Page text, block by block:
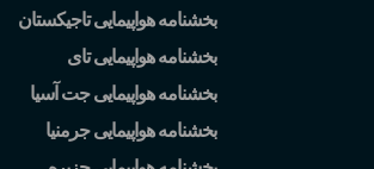
بخشنامه هواپیمایی تاجیکستان
بخشنامه هواپیمایی تای
بخشنامه هواپیمایی جت آسیا
بخشنامه هواپیمایی جرمنیا